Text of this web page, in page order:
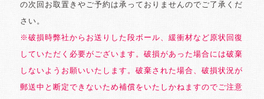
の次回お取置きやご予約は承っておりませんのでご了承くだ
さい。
※破損時弊社からお送りした段ボール、緩衝材など原状回復
していただく必要がございます。破損があった場合には破棄
しないようお願いいたします。破棄された場合、破損状況が
郵送中と断定できないため補償をいたしかねますのでご注意